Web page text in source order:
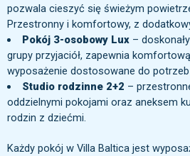
pozwala cieszyć się świeżym
Przestronny i komfortowy, z
Pokój 3-osobowy Lux–
grupy przyjaciół, zapewnia
wyposażenie dostosowane do
Studio rodzinne 2+2 –
oddzielnymi pokojami oraz aneksem
rodzin z dziećmi.
Każdy pokój w Villa Baltica jest